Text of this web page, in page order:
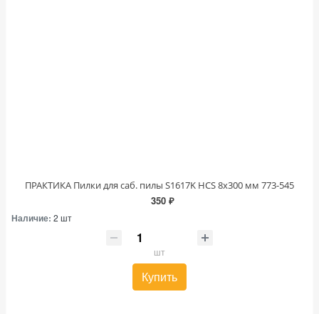
ПРАКТИКА Пилки для саб. пилы S1617K HCS 8х300 мм 773-545
350 ₽
Наличие: 2 шт
шт
Купить